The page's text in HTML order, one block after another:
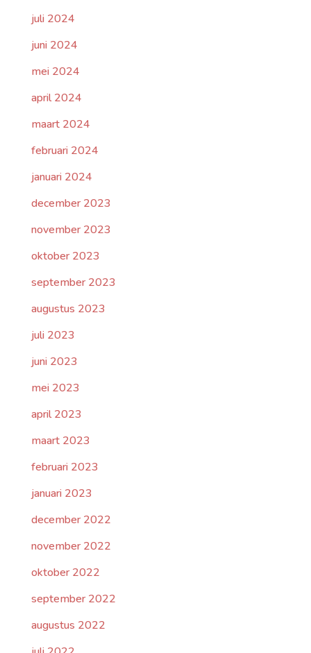
juli 2024
juni 2024
mei 2024
april 2024
maart 2024
februari 2024
januari 2024
december 2023
november 2023
oktober 2023
september 2023
augustus 2023
juli 2023
juni 2023
mei 2023
april 2023
maart 2023
februari 2023
januari 2023
december 2022
november 2022
oktober 2022
september 2022
augustus 2022